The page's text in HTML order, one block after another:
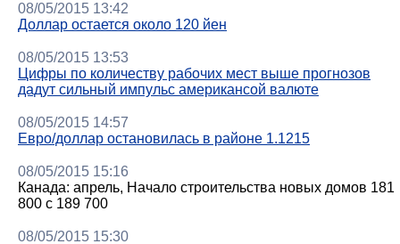
08/05/2015 13:42
Доллар остается около 120 йен
08/05/2015 13:53
Цифры по количеству рабочих мест выше прогнозов
дадут сильный импульс американсой валюте
08/05/2015 14:57
Евро/доллар остановилась в районе 1.1215
08/05/2015 15:16
Канада: апрель, Начало строительства новых домов 181
800 с 189 700
08/05/2015 15:30